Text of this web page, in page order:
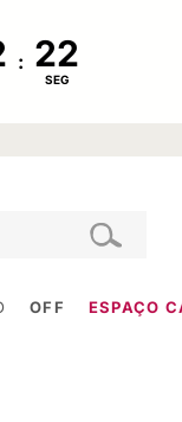
:
SEG
OFF ESPAÇO